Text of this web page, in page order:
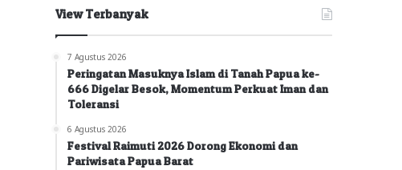
View Terbanyak
7 Agustus 2026
Peringatan Masuknya Islam di Tanah Papua ke-
666 Digelar Besok, Momentum Perkuat Iman dan
Toleransi
6 Agustus 2026
Festival Raimuti 2026 Dorong Ekonomi dan
Pariwisata Papua Barat